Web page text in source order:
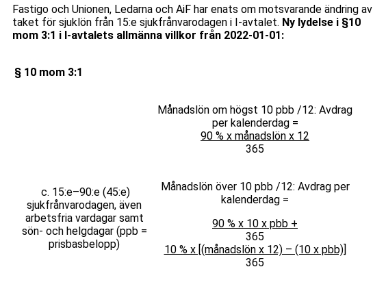
Fastigo och Unionen, Ledarna och AiF har enats om motsvarande ändring av
taket för sjuklön från 15:e sjukfrånvarodagen i I-avtalet. Ny lydelse i §10
mom 3:1 i I-avtalets allmänna villkor från 2022-01-01:
§ 10 mom 3:1
c. 15:e–90:e (45:e)
sjukfrånvarodagen, även
arbetsfria vardagar samt
sön- och helgdagar (ppb =
prisbasbelopp)
Månadslön om högst 10 pbb /12: Avdrag
per kalenderdag =
90 % x månadslön x 12
365
Månadslön över 10 pbb /12: Avdrag per
kalenderdag =
90 % x 10 x pbb +
365
10 % x [(månadslön x 12) – (10 x pbb)]
365